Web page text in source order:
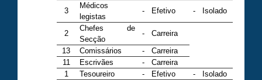
3
Médicos
legistas
- Efetivo - Isolado
2
Chefes de
Secção
-
Carreira
13
Comissários -
Carreira
11
Escrivães -
Carreira
1
Tesoureiro - Efetivo -
Isolado